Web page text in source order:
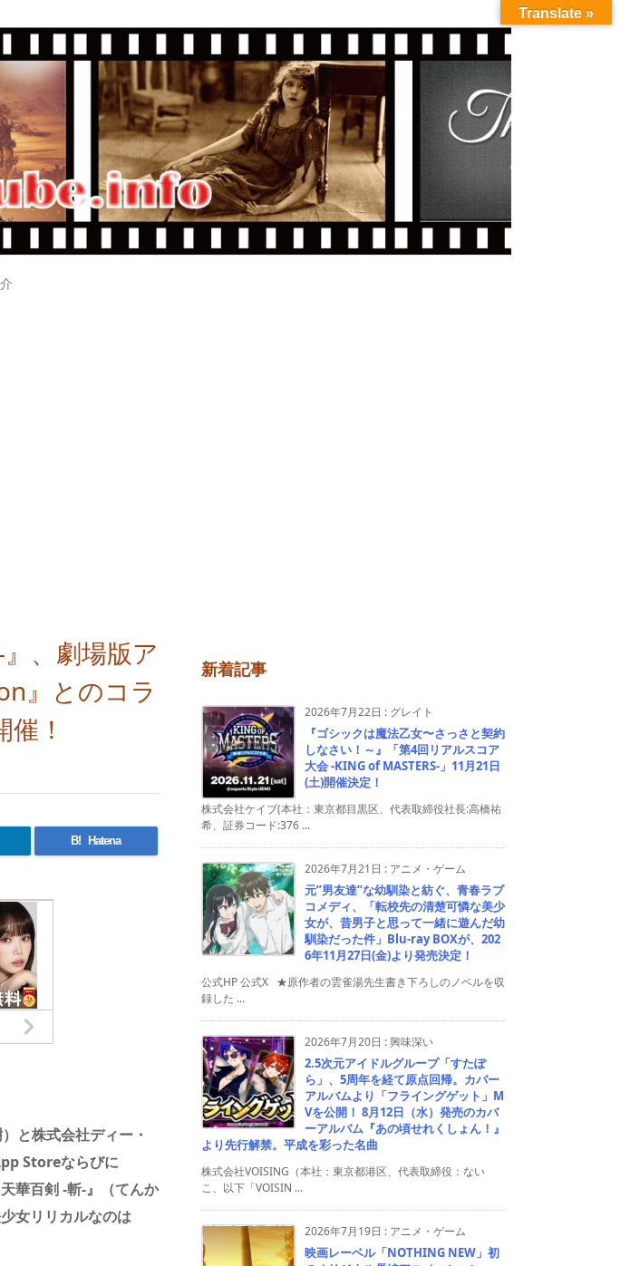
、劇場版ア
』とのコラ
！
B! Hatena
と株式会社ディー・
Storeならびに
華百剣 -斬-』（てんか
女リリカルなのは
新着記事
2026年7月22日 : グレイト
『ゴシックは魔法乙女〜さっさと契約
しなさい！～』「第4回リアルスコア
大会 -KING of MASTERS-」11月21日
(土)開催決定！
株式会社ケイブ(本社：東京都目黒区、代表取締役社長:高橋祐
希、証券コード:376 ...
2026年7月21日 : アニメ・ゲーム
元”男友達”な幼馴染と紡ぐ、青春ラブ
コメディ、「転校先の清楚可憐な美少
女が、昔男子と思って一緒に遊んだ幼
馴染だった件」Blu-ray BOXが、202
6年11月27日(金)より発売決定！
公式HP 公式X ★原作者の雲雀湯先生書き下ろしのノベルを収
録した ...
2026年7月20日 :興味深い
2.5次元アイドルグループ「すたぽ
ら」、5周年を経て原点回帰。カバー
アルバムより「フライングゲット」M
Vを公開！ 8月12日（水）発売のカバ
ーアルバム『あの頃せれくしょん！』
より先行解禁。平成を彩った名曲
株式会社VOISING（本社：東京都港区、代表取締役：ない
こ、以下「VOISIN ...
2026年7月19日 : アニメ・ゲーム
映画レーベル「NOTHING NEW」初
Translate »